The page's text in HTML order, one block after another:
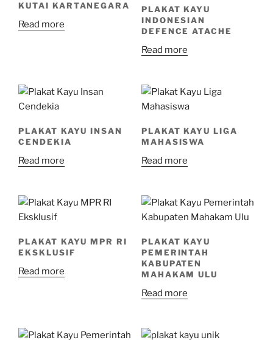
KUTAI KARTANEGARA
Read more
PLAKAT KAYU
INDONESIAN
DEFENCE ATACHE
Read more
PLAKAT KAYU INSAN
CENDEKIA
Read more
PLAKAT KAYU LIGA
MAHASISWA
Read more
PLAKAT KAYU MPR RI
EKSKLUSIF
Read more
PLAKAT KAYU
PEMERINTAH
KABUPATEN
MAHAKAM ULU
Read more